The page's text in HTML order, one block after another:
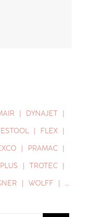
DYNAJET
FLEX
PRAMAC
TROTEC
WOLFF …